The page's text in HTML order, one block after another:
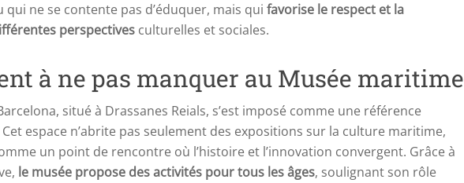
qui ne se contente pas d’éduquer, mais qui favorise le respect et la
perspectives culturelles et sociales.
à ne pas manquer au Musée maritime
situé à Drassanes Reials, s’est imposé comme une référence
espace n’abrite pas seulement des expositions sur la culture maritime,
un point de rencontre où l’histoire et l’innovation convergent. Grâce à
le musée propose des activités pour tous les âges, soulignant son rôle